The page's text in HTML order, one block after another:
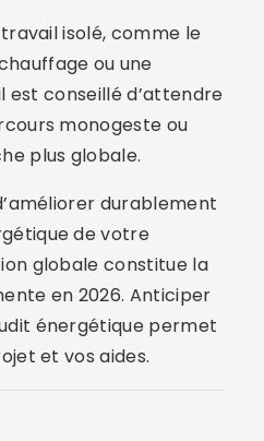
isolé, comme le
ou une
est conseillé d’attendre
monogeste ou
plus globale.
durablement
de votre
globale constitue la
en 2026. Anticiper
énergétique permet
et vos aides.